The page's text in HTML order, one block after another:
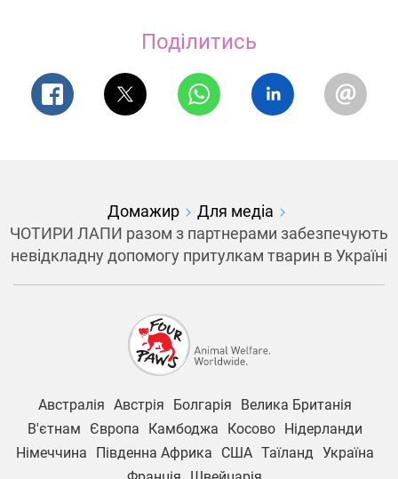
Поділитись
Домажир
Для медіа
ЧОТИРИ ЛАПИ разом з партнерами забезпечують
невідкладну допомогу притулкам тварин в Україні
Австралія Австрія Болгарія
Велика Британія
В'єтнам
Європа Камбоджа Косово
Нідерланди
Німеччина
Південна Африка США Таїланд Україна